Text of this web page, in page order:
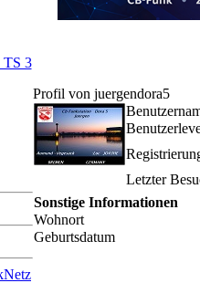
TS 3
Profil von juergendora5
Letzter
Sonstige Informationen
Wohnort
Geburtsdatum